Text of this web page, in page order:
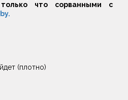
что сорванными с
(плотно)